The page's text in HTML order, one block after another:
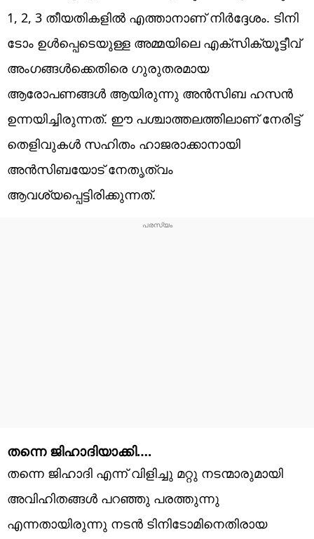
1, 2, 3 തീയതികളിൽ എത്താനാണ് നിർദ്ദേശം. ടിനി
ടോം ഉൾപ്പെടെയുള്ള അമ്മയിലെ എക്സിക്യൂട്ടീവ്
അംഗങ്ങൾക്കെതിരെ ഗുരുതരമായ
ആരോപണങ്ങൾ ആയിരുന്നു അൻസിബ ഹസൻ
ഉന്നയിച്ചിരുന്നത്. ഈ പശ്ചാത്തലത്തിലാണ് നേരിട്ട്
തെളിവുകൾ സഹിതം ഹാജരാക്കാനായി
അൻസിബയോട് നേതൃത്വം
ആവശ്യപ്പെട്ടിരിക്കുന്നത്.
തന്നെ ജിഹാദിയാക്കി….
തന്നെ ജിഹാദി എന്ന് വിളിച്ചു മറ്റു നടന്മാരുമായി
അവിഹിതങ്ങൾ പറഞ്ഞു പരത്തുന്നു
എന്നതായിരുന്നു നടൻ ടിനിടോമിനെതിരായ